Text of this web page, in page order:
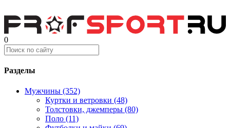
0
Разделы
Мужчины (352)
Куртки и ветровки (48)
Толстовки, джемперы (80)
Поло (11)